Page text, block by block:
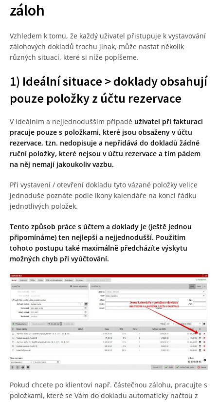
záloh
Vzhledem k tomu, že každý uživatel přistupuje k vystavování
zálohových dokladů trochu jinak, může nastat několik
různých situací, které si níže popíšeme.
1) Ideální situace > doklady obsahují
pouze položky z účtu rezervace
V ideálním a nejjednodušším případě uživatel při fakturaci
pracuje pouze s položkami, které jsou obsaženy v účtu
rezervace, tzn. nedopisuje a nepřidává do dokladů žádné
ruční položky, které nejsou v účtu rezervace a tím pádem
na něj nemají jakoukoliv vazbu.
Při vystavení / otevření dokladu tyto vázané položky velice
jednoduše poznáte podle ikony kalendáře na konci řádku
jednotlivých položek.
Tento způsob práce s účtem a doklady je (ještě jednou
připomínáme) ten nejlepší a nejjednodušší. Použitím
tohoto postupu také maximálně předcházíte výskytu
možných chyb při vyúčtování.
Pokud chcete po klientovi např. částečnou zálohu, pracujte s
položkami, které se Vám do dokladu automaticky načtou z